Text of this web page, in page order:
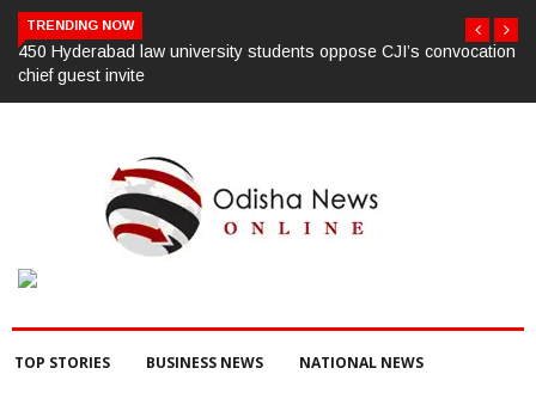
TRENDING NOW
ସଚିବ ବି. ପରମେଶ୍ୱରନଙ୍କ ବୌଦ୍ଧ ଜିଲ୍ଲା ଗସ୍ତ,ବିଭିନ୍ନ ଉନ୍ନୟନମୂଳକ
କାର୍ଯ୍ୟକ୍ରମ, ପ୍ରକଳ୍ପ ଓ ପଞ୍ଚାୟତ ପରିଦର୍ଶନ
TOP STORIES BUSINESS NEWS NATIONAL NEWS